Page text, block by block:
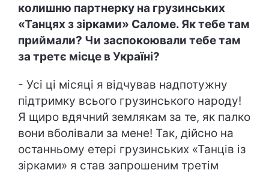
колишню партнерку на грузинських
«Танцях з зірками» Саломе. Як тебе там
приймали? Чи заспокоювали тебе там
за третє місце в Україні?
- Усі ці місяці я відчував надпотужну
підтримку всього грузинського народу!
Я щиро вдячний землякам за те, як палко
вони вболівали за мене! Так, дійсно на
останньому етері грузинських «Танців із
зірками» я став запрошеним третім